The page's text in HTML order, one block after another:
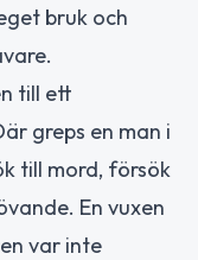
bruk och
till ett
greps en man i
till mord, försök
En vuxen
var inte